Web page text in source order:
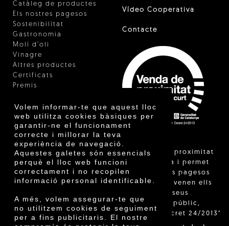
Volem informar-te que aquest lloc
web utilitza cookies bàsiques per
garantir-ne el funcionament
correcte i millorar la teva
experiència de navegació.
Aquestes galetes són essencials
perquè el lloc web funcioni
correctament i no recopilen
informació personal identificable.
A més, volem assegurar-te que
no utilitzem cookies de seguiment
per a fins publicitaris. El nostre
Catàleg de productes
Els nostres pagesos
Sostenibilitat
Gastronomia
Molí d'oli
Vinagre
Altres productes
Certificats
Premis
Vídeo Cooperativa
Contacte
"La venda de proximitat
està regulada i permet
identificar els pagesos
catalans que venen ells
mateixos els seus
productes al públic,
segons el Decret 24/2013"